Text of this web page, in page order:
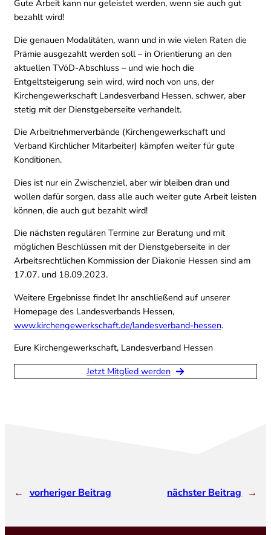
Gute Arbeit kann nur geleistet werden, wenn sie auch gut
bezahlt wird!
Die genauen Modalitäten, wann und in wie vielen Raten die
Prämie ausgezahlt werden soll – in Orientierung an den
aktuellen TVöD-Abschluss – und wie hoch die
Entgeltsteigerung sein wird, wird noch von uns, der
Kirchengewerkschaft Landesverband Hessen, schwer, aber
stetig mit der Dienstgeberseite verhandelt.
Die Arbeitnehmerverbände (Kirchengewerkschaft und
Verband Kirchlicher Mitarbeiter) kämpfen weiter für gute
Konditionen.
Dies ist nur ein Zwischenziel, aber wir bleiben dran und
wollen dafür sorgen, dass alle auch weiter gute Arbeit leisten
können, die auch gut bezahlt wird!
Die nächsten regulären Termine zur Beratung und mit
möglichen Beschlüssen mit der Dienstgeberseite in der
Arbeitsrechtlichen Kommission der Diakonie Hessen sind am
17.07. und 18.09.2023.
Weitere Ergebnisse findet Ihr anschließend auf unserer
Homepage des Landesverbands Hessen,
www.kirchengewerkschaft.de/landesverband-hessen.
Eure Kirchengewerkschaft, Landesverband Hessen
Jetzt Mitglied werden
← vorheriger Beitrag nächster Beitrag →